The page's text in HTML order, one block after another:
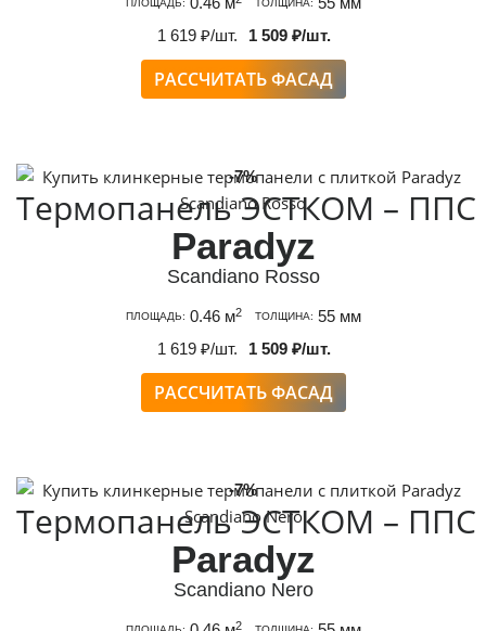
ПЛОЩАДЬ: ТОЛЩИНА:
1 619 ₽/шт.
1 509 ₽/шт.
РАССЧИТАТЬ ФАСАД
-7%
Термопанель ЭСТКОМ – ППС
Paradyz
Scandiano Rosso
ПЛОЩАДЬ: 0.46 м2 ТОЛЩИНА: 55 мм
1 619 ₽/шт.
1 509 ₽/шт.
РАССЧИТАТЬ ФАСАД
-7%
Термопанель ЭСТКОМ – ППС
Paradyz
Scandiano Nero
2